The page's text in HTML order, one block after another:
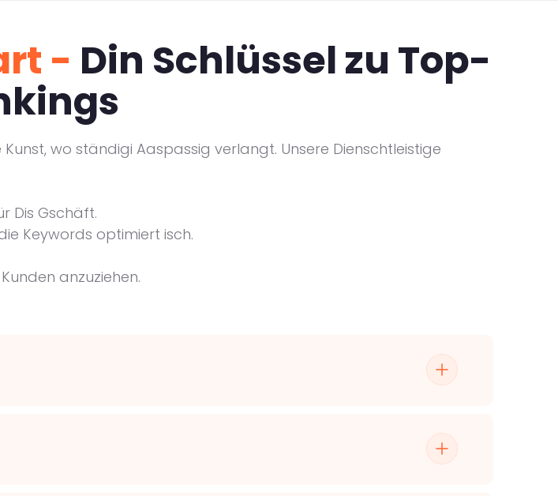
- Din Schlüssel zu Top-
wo ständigi Aaspassig verlangt. Unsere Dienschtleistige
Dis Gschäft.
Keywords optimiert isch.
anzuziehen.